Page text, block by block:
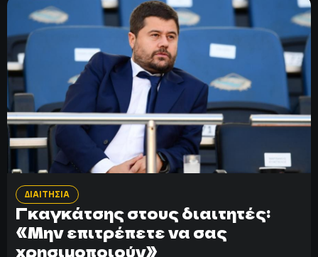
ΔΙΑΙΤΗΣΙΑ
Γκαγκάτσης στους διαιτητές:
«Μην επιτρέπετε να σας
χρησιμοποιούν»